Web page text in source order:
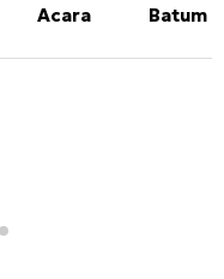
Acara Batum